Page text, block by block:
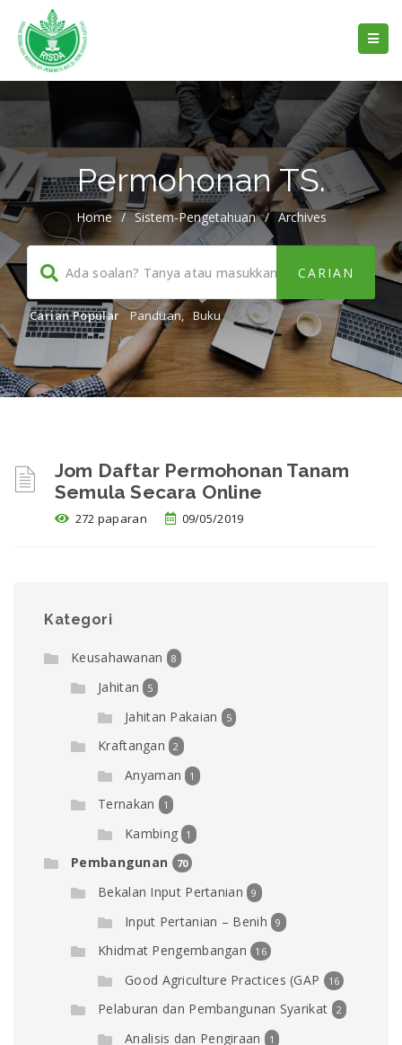
Permohonan TS.
Home / Sistem-Pengetahuan / Archives
Carian Popular Panduan, Buku
Jom Daftar Permohonan Tanam
Semula Secara Online
272 paparan 09/05/2019
Kategori
Keusahawanan 8
Jahitan 5
Jahitan Pakaian 5
Kraftangan 2
Anyaman 1
Ternakan 1
Kambing 1
Pembangunan 70
Bekalan Input Pertanian 9
Input Pertanian – Benih 9
Khidmat Pengembangan 16
Good Agriculture Practices (GAP 16
Pelaburan dan Pembangunan Syarikat 2
Analisis dan Pengiraan 1